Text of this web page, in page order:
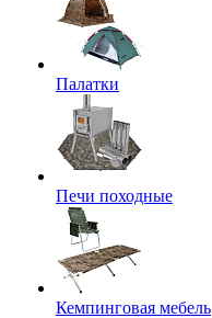
Палатки
Печи походные
Кемпинговая мебель